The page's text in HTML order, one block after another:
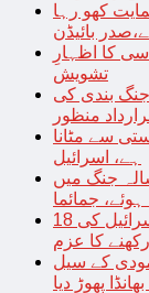
کھو رہا
بائیڈن
کا اظہارِ
تشویش
بندی کی
منظور
سے مٹانا
ہے، اسرائیل
جتنے بچے قتل ہوئے اُتنےعراق کی 14سالہ جنگ میں
جمائما
18 ہزار سے زائدفلسطینی شہید، امریکہ کا اسرائیل کی
کا عزم
مودی کے سیل
پھوڑ دیا